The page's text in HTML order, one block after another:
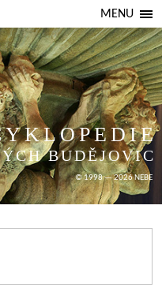
MENU
BUDĚJOVIC
© 1998 — 2026 NEBE